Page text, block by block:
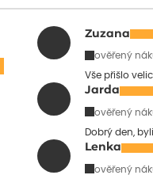
Zuzana
ověřený
Vše přišlo
Jarda
ověřený
Dobrý den,
Lenka
ověřený